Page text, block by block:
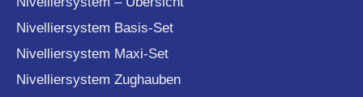
Nivelliersystem Basis-Set
Nivelliersystem Maxi-Set
Nivelliersystem Zughauben